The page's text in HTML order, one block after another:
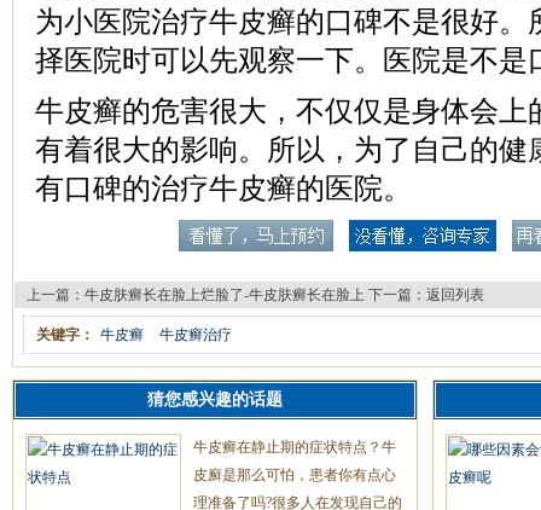
为小医院治疗牛皮癣的口碑不是很好。
择医院时可以先观察一下。医院是不是
牛皮癣的危害很大，不仅仅是身体会上
有着很大的影响。所以，为了自己的健
有口碑的治疗牛皮癣的医院。
上一篇： 牛皮肤癣长在脸上烂脸了-牛皮肤癣长在脸上 下一篇： 返回列表
关键字： 牛皮癣 牛皮癣治疗
猜您感兴趣的话题
牛皮癣在静止期的症状特点？牛
皮廯是那么可怕，患者你有点心
理准备了吗?很多人在发现自己的